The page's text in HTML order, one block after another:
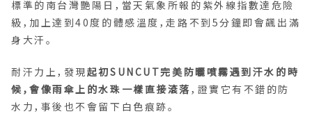
標準的南台灣艷陽日，當天氣象所報的紫外線指數達危險
級，加上達到40度的體感溫度，走路不到5分鐘即會飆出滿
身大汗。
耐汗力上，發現起初SUNCUT完美防曬噴霧遇到汗水的時
候，會像雨傘上的水珠一樣直接滾落，證實它有不錯的防
水力，事後也不會留下白色痕跡。